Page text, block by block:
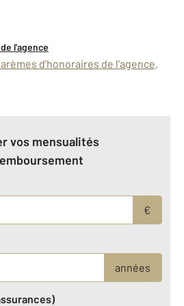
l'agence
d'honoraires de l'agence,
vos mensualités
€
années